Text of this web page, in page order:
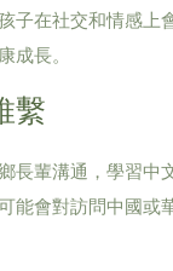
子在社交和情感上
成長。
繫
長輩溝通，學習中
能會對訪問中國或